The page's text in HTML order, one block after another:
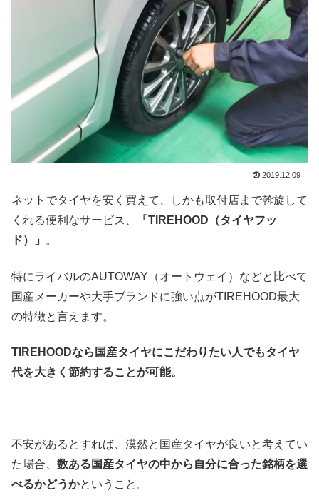
2019.12.09
ネットでタイヤを安く買えて、しかも取付店まで斡旋して
くれる便利なサービス、
「TIREHOOD（タイヤフッ
ド）」
。
特にライバルのAUTOWAY（オートウェイ）などと比べて
国産メーカーや大手ブランドに強い点がTIREHOOD最大
の特徴と言えます。
TIREHOODなら国産タイヤにこだわりたい人でもタイヤ
代を大きく節約することが可能。
不安があるとすれば、漠然と国産タイヤが良いと考えてい
た場合、 数ある国産タイヤの中から自分に合った銘柄を選
べるかどうかということ。